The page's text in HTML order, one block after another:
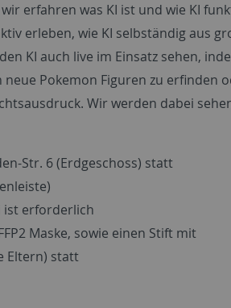
erfahren was KI ist und wie KI
erleben, wie KI selbständig aus
KI auch live im Einsatz sehen,
Pokemon Figuren zu erfinden
Wir werden dabei
Str. 6 (Erdgeschoss) statt
ist erforderlich
Maske, sowie einen Stift mit
Eltern) statt